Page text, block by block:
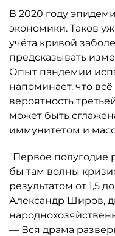
В 2020 году
экономики. Таков
учёта кривой
предсказывать
Опыт пандемии
напоминает, что
вероятность
может быть
иммунитетом и
"Первое полугодие
бы там волны
результатом от 1,5
Александр Широв,
— Вся драма